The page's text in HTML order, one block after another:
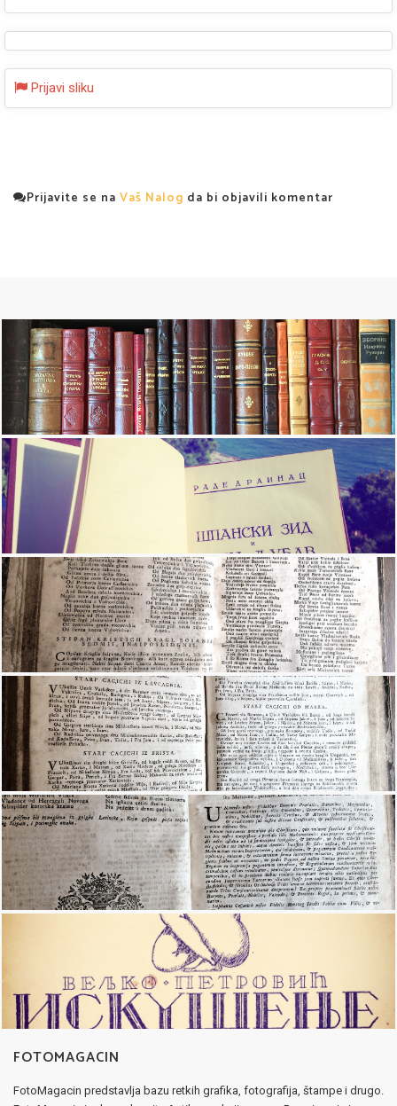
Prijavi sliku
Prijavite se na Vaš Nalog da bi objavili komentar
FOTOMAGACIN
FotoMagacin predstavlja bazu retkih grafika, fotografija, štampe i drugo.